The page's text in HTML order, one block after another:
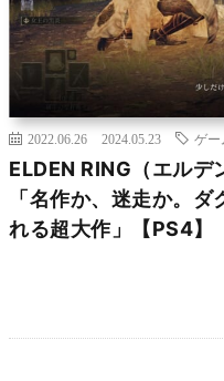
2022.06.26 2024.05.23 ゲー
ELDEN RING（エルデ
「名作か、迷走か。
れる超大作」【PS4】